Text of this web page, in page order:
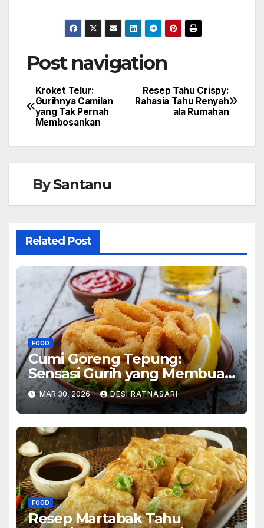
Post navigation
Resep Tahu Crispy:
Rahasia Tahu Renyah
ala Rumahan
Kroket Telur:
Gurihnya Camilan
yang Tak Pernah
Membosankan
BySantanu
Related Post
FOOD
Cumi Goreng Tepung:
Sensasi Gurih yang Membuat
Ketagihan
MAR 30, 2026 DESI RATNASARI
FOOD
Resep Martabak Tahu